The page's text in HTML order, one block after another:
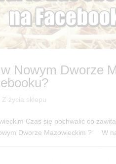
Nowym Dworze
Z życia sklepu
Czas się pochwalić co
Dworze Mazowieckim ? W